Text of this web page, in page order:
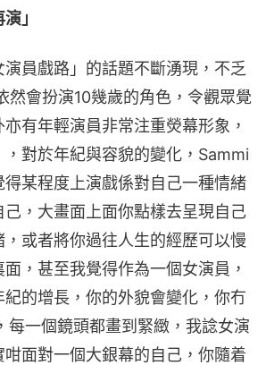
」
員戲路」的話題不斷湧現，不乏
然會扮演10幾歲的角色，令觀眾覺
有年輕演員非常注重熒幕形象，
對於年紀與容貌的變化，Sammi
某程度上演戲係對自己一種情緒
，大畫面上面你點樣去呈現自己
或者將你過往人生的經歷可以慢
，甚至我覺得作為一個女演員，
的增長，你的外貌會變化，你冇
每一個鏡頭都畫到緊緻，我諗女演
咁面對一個大銀幕的自己，你隨着